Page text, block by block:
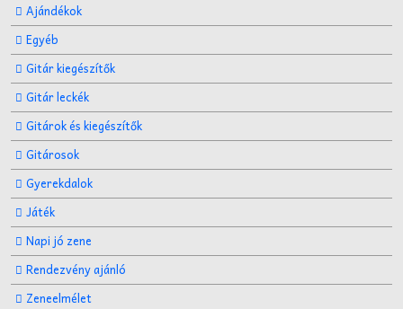
Ajándékok
Egyéb
Gitár kiegészítők
Gitár leckék
Gitárok és kiegészítők
Gitárosok
Gyerekdalok
Játék
Napi jó zene
Rendezvény ajánló
Zeneelmélet